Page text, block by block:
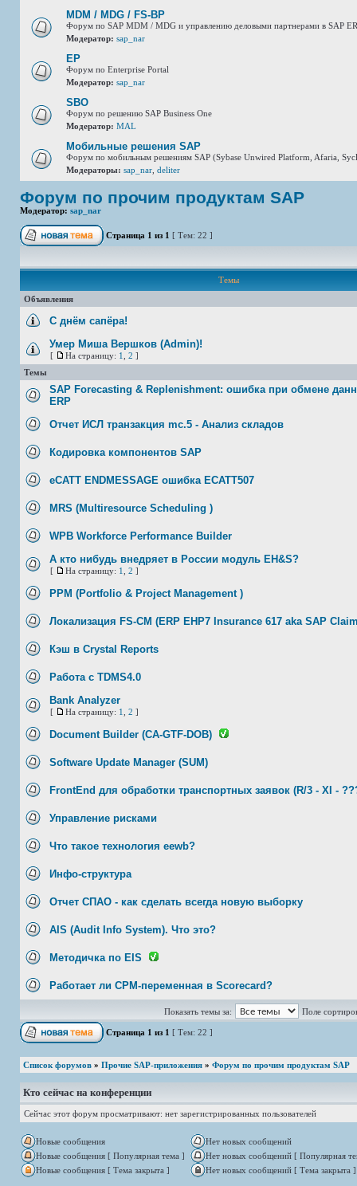
MDM / MDG / FS-BP
Форум по SAP MDM / MDG и управлению деловыми партнерами в SAP
Модератор: sap_nar
EP
Форум по Enterprise Portal
Модератор: sap_nar
SBO
Форум по решению SAP Business One
Модератор: MAL
Мобильные решения SAP
Форум по мобильным решениям SAP (Sybase Unwired Platform, Afaria,
Модераторы: sap_nar deliter
Форум по прочим продуктам SAP
Модератор: sap_nar
Страница 1 из 1 [ Тем: 22 ]
Темы
Объявления
С днём сапёра!
Умер Миша Вершков (Admin)!
[ На страницу: 1 2 ]
Темы
SAP Forecasting & Replenishment: ошибка при обмене
ERP
Отчет ИСЛ транзакция mc.5 - Анализ складов
Кодировка компонентов SAP
eCATT ENDMESSAGE ошибка ECATT507
MRS (Multiresource Scheduling )
WPB Workforce Performance Builder
А кто нибудь внедряет в России модуль EH&S?
[ На страницу: 1 2 ]
PPM (Portfolio & Project Management )
Локализация FS-CM (ERP EHP7 Insurance 617 aka SAP
Кэш в Crystal Reports
Работа с TDMS4.0
Bank Analyzer
[ На страницу: 1 2 ]
Document Builder (CA-GTF-DOB)
Software Update Manager (SUM)
FrontEnd для обработки транспортных заявок (R/3 - XI -
Управление рисками
Что такое технология eewb?
Инфо-структура
Отчет СПАО - как сделать всегда новую выборку
AIS (Audit Info System). Что это?
Методичка по EIS
Работает ли CPM-переменная в Scorecard?
Показать темы за: Поле
Страница 1 из 1 [ Тем: 22 ]
Список форумов » Прочие SAP-приложения » Форум по прочим продуктам SAP
Кто сейчас на конференции
Сейчас этот форум просматривают: нет зарегистрированных пользователей
Новые сообщения
Нет новых сообщений
Новые сообщения [ Популярная тема ]
Нет новых сообщений [ Популярная
Новые сообщения [ Тема закрыта ]
Нет новых сообщений [ Тема закрыта ]